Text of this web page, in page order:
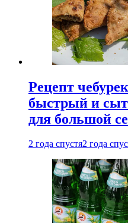
Рецепт
быстрый и
для большой
2 года спустя2 года